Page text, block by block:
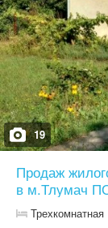
19
Продаж
в м.Тлумач
Трехкомнатная